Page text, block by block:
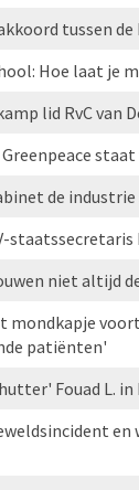
tussen de
Hoe laat je
lid RvC van
de industrie
niet altijd
mondkapje
patiënten'
Fouad L.
en